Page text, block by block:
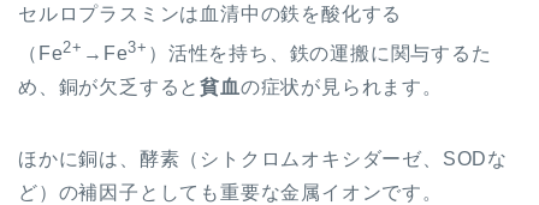
セルロプラスミンは血清中の鉄を酸化する
（Fe2+ →Fe3+ ）活性を持ち、鉄の運搬に関与するた
め、銅が欠乏すると貧血の症状が見られます。
ほかに銅は、酵素（シトクロムオキシダーゼ、SODな
ど）の補因子としても重要な金属イオンです。